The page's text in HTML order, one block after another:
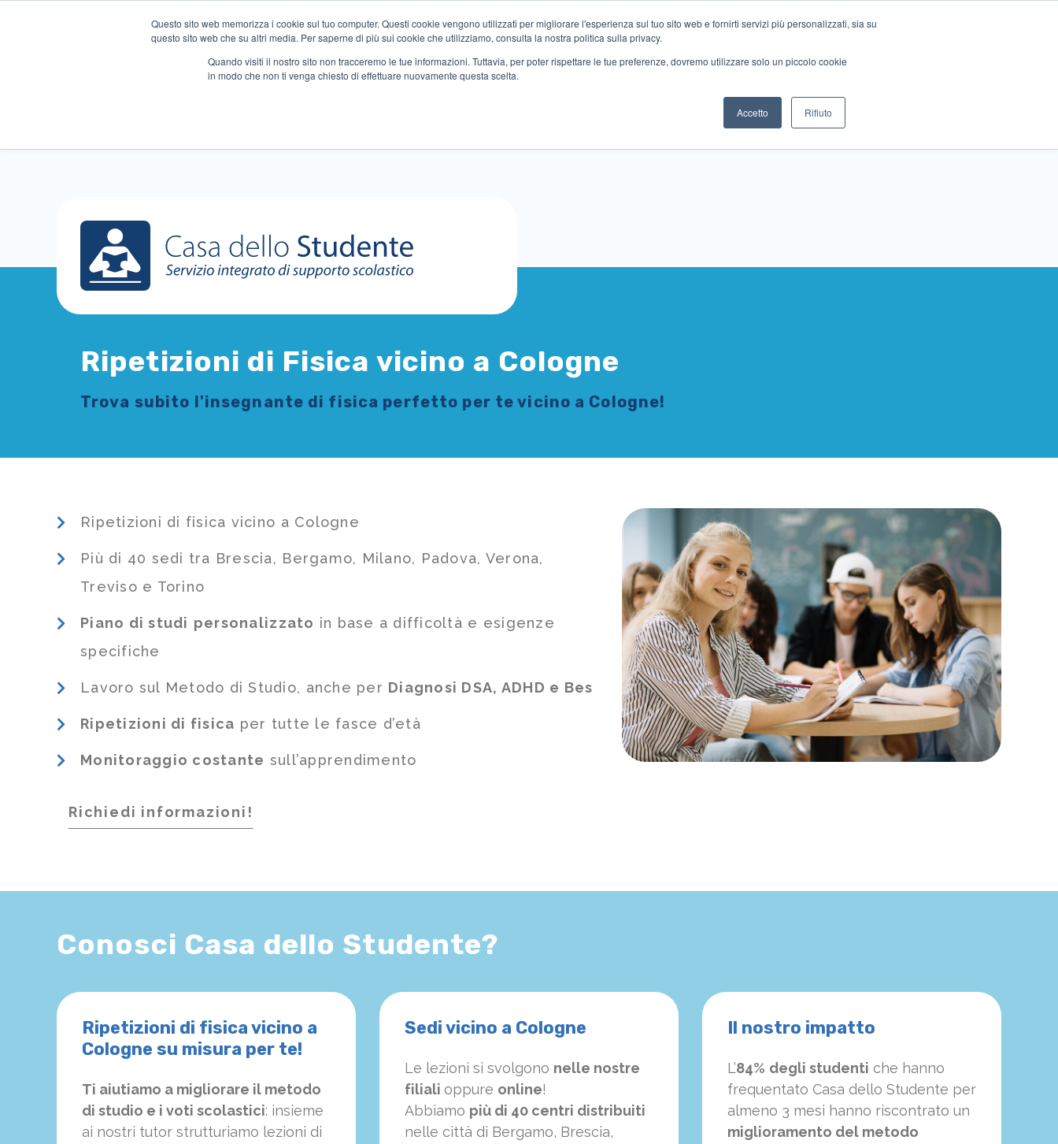
Questo sito web memorizza i cookie sul tuo computer. Questi cookie vengono utilizzati per migliorare l'esperienza sul tuo sito web e fornirti servizi più personalizzati, sia su
questo sito web che su altri media. Per saperne di più sui cookie che utilizziamo, consulta la nostra politica sulla privacy.
Quando visiti il ​​nostro sito non tracceremo le tue informazioni. Tuttavia, per poter rispettare le tue preferenze, dovremo utilizzare solo un piccolo cookie
in modo che non ti venga chiesto di effettuare nuovamente questa scelta.
Accetto Rifiuto
Ripetizioni di Fisica vicino a Cologne
Trova subito l'insegnante di fisica perfetto per te vicino a Cologne!
Ripetizioni di fisica vicino a Cologne
Più di 40 sedi tra Brescia, Bergamo, Milano, Padova, Verona,
Treviso e Torino
Piano di studi personalizzato in base a difficoltà e esigenze
specifiche
Lavoro sul Metodo di Studio, anche per Diagnosi DSA, ADHD e Bes
Ripetizioni di fisica per tutte le fasce d’età
Monitoraggio costante sull’apprendimento
Richiedi informazioni!
Conosci Casa dello Studente?
Ripetizioni di fisica vicino a
Cologne su misura per te!
Ti aiutiamo a migliorare il metodo
di studio e i voti scolastici: insieme
ai nostri tutor strutturiamo lezioni di
Sedi vicino a Cologne
Le lezioni si svolgono nelle nostre
filiali oppure online!
Abbiamo più di 40 centri distribuiti
nelle città di Bergamo, Brescia,
Il nostro impatto
L’84% degli studenti che hanno
frequentato Casa dello Studente per
almeno 3 mesi hanno riscontrato un
miglioramento del metodo